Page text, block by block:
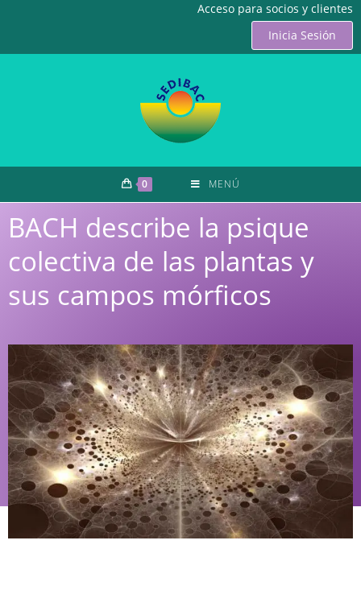
Acceso para socios y clientes
Inicia Sesión
0 MENÚ
BACH describe la psique
colectiva de las plantas y
sus campos mórficos